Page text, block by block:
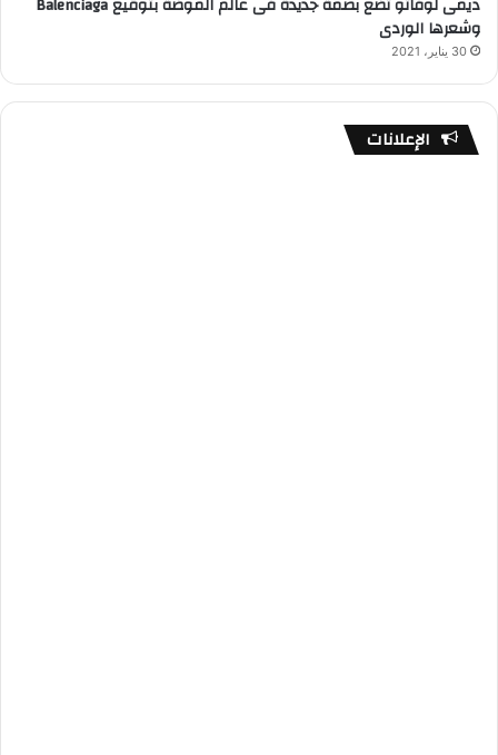
وشعرها الوردى
30 يناير، 2021
الإعلانات